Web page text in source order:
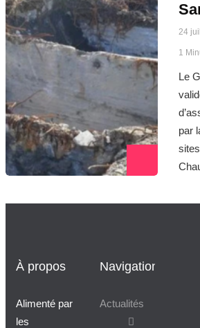
24
1
Le
par
À propos
Alimenté par
les
Navigation
Actualités